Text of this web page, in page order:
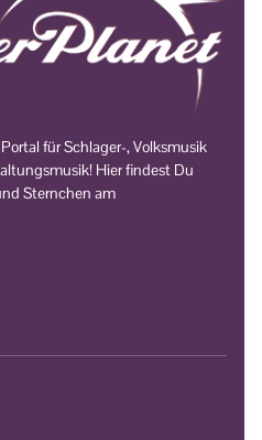
für Schlager-, Volksmusik
Hier findest Du
Sternchen am